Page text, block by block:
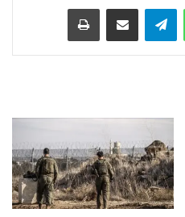
واتساب تيلقرام مشاركة عبر البريد طباعة